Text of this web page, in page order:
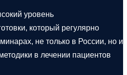
уровень
который регулярно
не только в России, но и
в лечении пациентов